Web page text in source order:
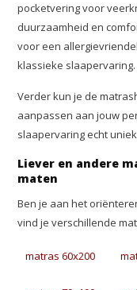
pocketvering voor
duurzaamheid en
voor een
klassieke slaapervaring.
Verder kun je de
aanpassen aan jouw
slaapervaring echt
Liever en andere
maten
Ben je aan het
vind je verschillende
matras 60x200